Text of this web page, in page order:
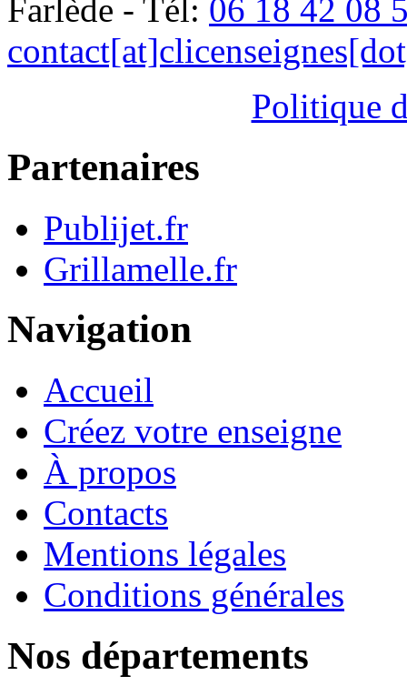
Farlède - Tél: 06 18 42 08
Politique
Partenaires
Publijet.fr
Grillamelle.fr
Navigation
Accueil
Créez votre enseigne
À propos
Contacts
Mentions légales
Conditions générales
Nos départements